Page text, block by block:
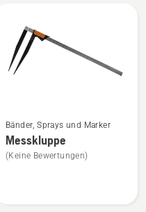
Details
zu
Messkluppe
Bänder, Sprays und Marker
Messkluppe
(Keine Bewertungen)